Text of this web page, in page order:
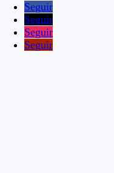
Seguir
Seguir
Seguir
Seguir